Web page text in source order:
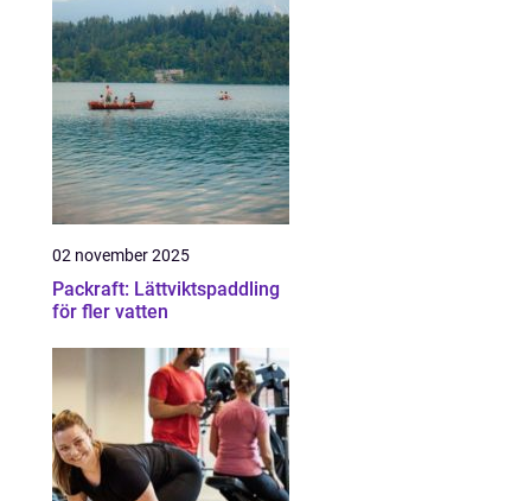
02 november 2025
Packraft: Lättviktspaddling
för fler vatten